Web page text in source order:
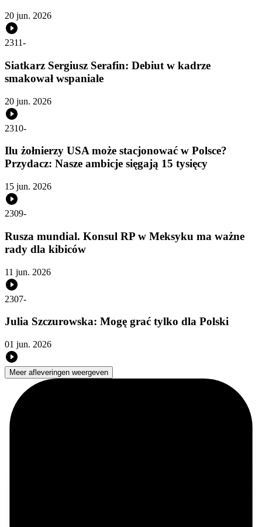
20 jun. 2026
2311-
Siatkarz Sergiusz Serafin: Debiut w kadrze
smakował wspaniale
20 jun. 2026
2310-
Ilu żołnierzy USA może stacjonować w Polsce?
Przydacz: Nasze ambicje sięgają 15 tysięcy
15 jun. 2026
2309-
Rusza mundial. Konsul RP w Meksyku ma ważne
rady dla kibiców
11 jun. 2026
2307-
Julia Szczurowska: Mogę grać tylko dla Polski
01 jun. 2026
Meer afleveringen weergeven